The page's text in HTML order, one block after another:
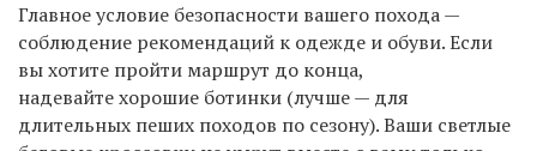
Главное условие безопасности вашего похода —
соблюдение рекомендаций к одежде и обуви. Если
вы хотите пройти маршрут до конца,
надевайте хорошие ботинки (лучше — для
длительных пеших походов по сезону). Ваши светлые